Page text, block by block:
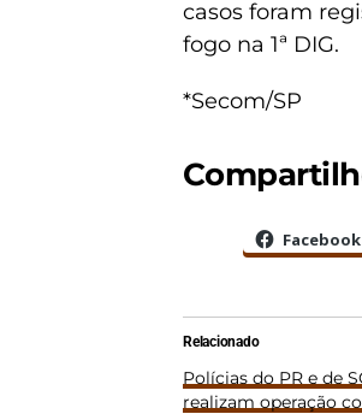
casos foram
fogo na 1ª DIG.
*Secom/SP
Facebook
Relacionado
Polícias do PR e de
realizam operação